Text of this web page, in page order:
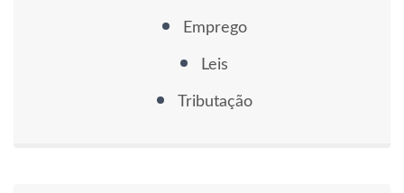
Emprego
Leis
Tributação